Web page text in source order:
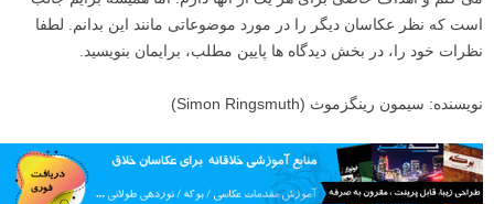
است که نظر عکاسان دیگر را در مورد موضوعاتی مانند این بدانم. لطفا
نظرات خود را، در بخش دیدگاه ها پایین مطلب، برایمان بنویسید.
نویسنده: سیمون رینگزموث (Simon Ringsmuth)